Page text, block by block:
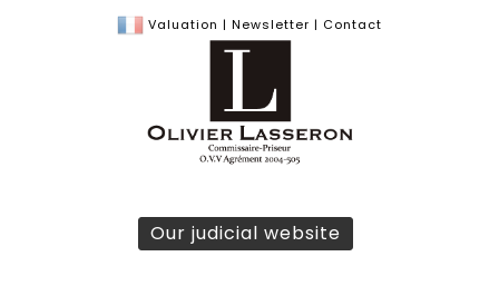
Valuation | Newsletter | Contact
Our judicial website